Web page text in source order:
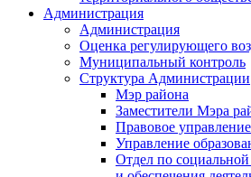
Администрация
Администрация
Оценка регулирующего
Муниципальный контроль
Структура Администрации
Мэр района
Заместители Мэра
Правовое управление
Управление
Отдел по